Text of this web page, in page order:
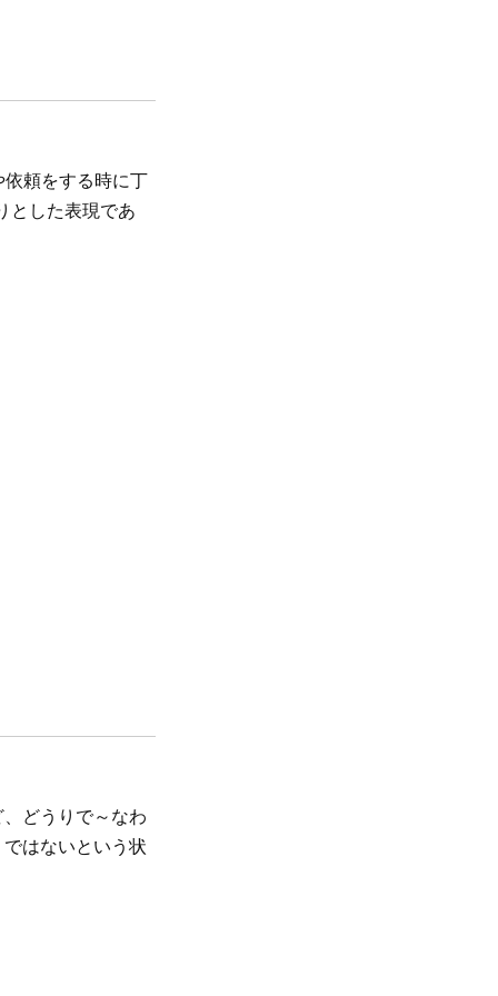
依頼をする時に丁
とした表現であ
どうりで～なわ
はないという状